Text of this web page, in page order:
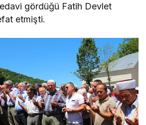
gördüğü Fatih Devlet
etmişti.